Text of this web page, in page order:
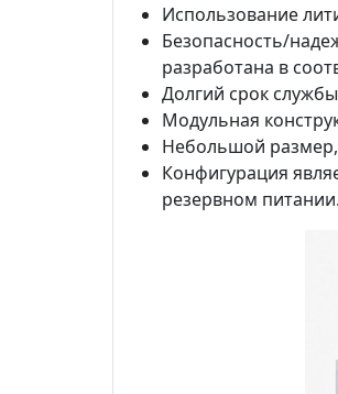
Использование
Безопасность/
разработана в
Долгий срок
Модульная
Небольшой размер,
Конфигурация
резервном питании.